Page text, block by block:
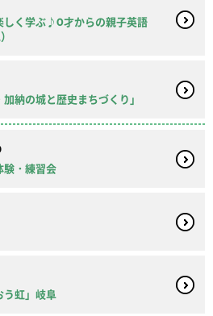
く学ぶ♪0才からの親子英語
納の城と歴史まちづくり」
・練習会
う虹」岐阜